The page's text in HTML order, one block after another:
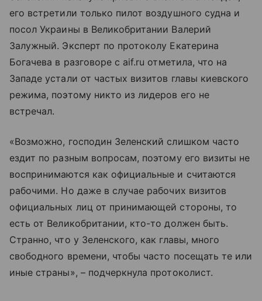
его встретили только пилот воздушного судна и
посол Украины в Великобритании Валерий
Залужный. Эксперт по протоколу Екатерина
Богачева в разговоре с aif.ru отметила, что на
Западе устали от частых визитов главы киевского
режима, поэтому никто из лидеров его не
встречал.
«Возможно, господин Зеленский слишком часто
ездит по разным вопросам, поэтому его визиты не
воспринимаются как официальные и считаются
рабочими. Но даже в случае рабочих визитов
официальных лиц от принимающей стороны, то
есть от Великобритании, кто-то должен быть.
Странно, что у Зеленского, как главы, много
свободного времени, чтобы часто посещать те или
иные страны», – подчеркнула протоколист.